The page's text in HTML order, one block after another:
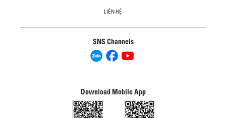
LIÊN HỆ
SNS Channels
Download Mobile App